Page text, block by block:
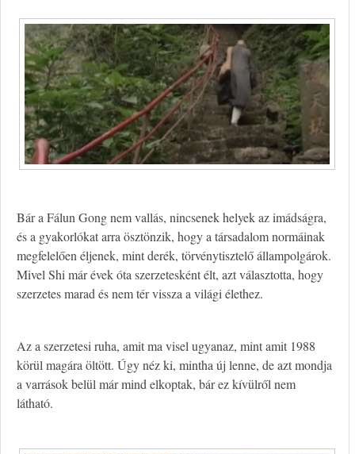
Bár a Fálun Gong nem vallás, nincsenek helyek az imádságra,
és a gyakorlókat arra ösztönzik, hogy a társadalom normáinak
megfelelően éljenek, mint derék, törvénytisztelő állampolgárok.
Mivel Shi már évek óta szerzetesként élt, azt választotta, hogy
szerzetes marad és nem tér vissza a világi élethez.
Az a szerzetesi ruha, amit ma visel ugyanaz, mint amit 1988
körül magára öltött. Úgy néz ki, mintha új lenne, de azt mondja
a varrások belül már mind elkoptak, bár ez kívülről nem
látható.